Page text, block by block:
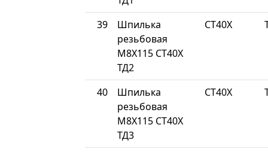
39
Шпилька
резьбовая
М8Х115 СТ40Х
ТД2
СТ40Х
40
Шпилька
резьбовая
М8Х115 СТ40Х
ТД3
СТ40Х